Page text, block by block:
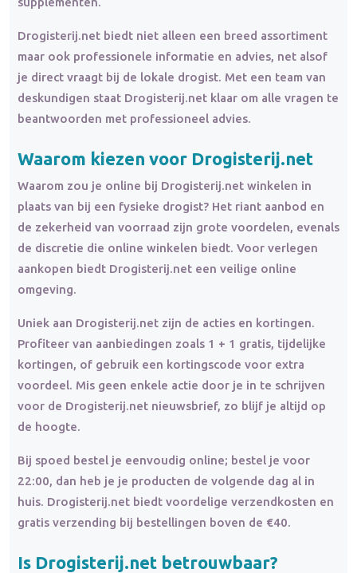
Drogisterij.net biedt niet alleen een breed assortiment
maar ook professionele informatie en advies, net alsof
je direct vraagt bij de lokale drogist. Met een team van
deskundigen staat Drogisterij.net klaar om alle vragen te
beantwoorden met professioneel advies.
Waarom kiezen voor Drogisterij.net
Waarom zou je online bij Drogisterij.net winkelen in
plaats van bij een fysieke drogist? Het riant aanbod en
de zekerheid van voorraad zijn grote voordelen, evenals
de discretie die online winkelen biedt. Voor verlegen
aankopen biedt Drogisterij.net een veilige online
omgeving.
Uniek aan Drogisterij.net zijn de acties en kortingen.
Profiteer van aanbiedingen zoals 1 + 1 gratis, tijdelijke
kortingen, of gebruik een kortingscode voor extra
voordeel. Mis geen enkele actie door je in te schrijven
voor de Drogisterij.net nieuwsbrief, zo blijf je altijd op
de hoogte.
Bij spoed bestel je eenvoudig online; bestel je voor
22:00, dan heb je je producten de volgende dag al in
huis. Drogisterij.net biedt voordelige verzendkosten en
gratis verzending bij bestellingen boven de €40.
Is Drogisterij.net betrouwbaar?